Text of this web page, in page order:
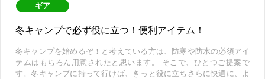
ギア
冬キャンプで必ず役に立つ！便利アイテム！
冬キャンプを始めるぞ！と考えている方は、防寒や防水の必須アイ
テムはもちろん用意されたと思います。 そこで、ひとつご提案で
す。冬キャンプに持って行けば、きっと役に立ちさらに快適に、よ